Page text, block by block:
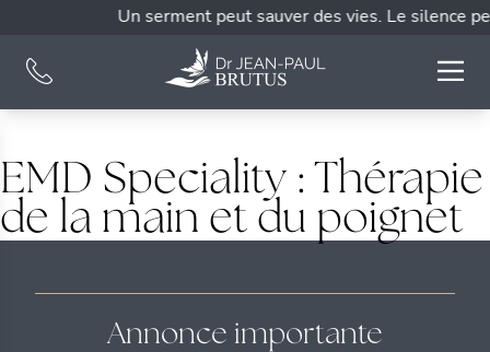
Un serment peut sauver des vies. Le silence
EMD Speciality : Thérapie
de la main et du poignet
Annonce importante